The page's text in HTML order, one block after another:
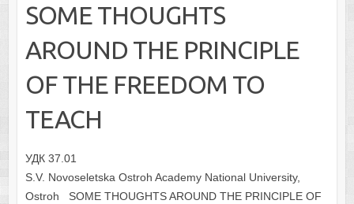
SOME THOUGHTS
AROUND THE PRINCIPLE
OF THE FREEDOM TO
TEACH
УДК 37.01
S.V. Novoseletska Ostroh Academy National University,
Ostroh SOME THOUGHTS AROUND THE PRINCIPLE OF